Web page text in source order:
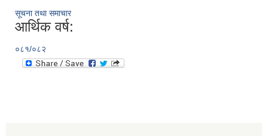
सूचना तथा समाचार
आर्थिक वर्ष:
०८१/०८२